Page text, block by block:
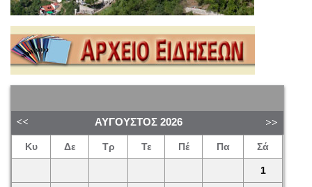
ΑΎΓΟΥΣΤΟΣ 2026
Κυ Δε Τρ Τε Πέ Πα Σά
1